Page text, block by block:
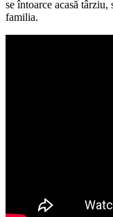
se întoarce acasă
familia.